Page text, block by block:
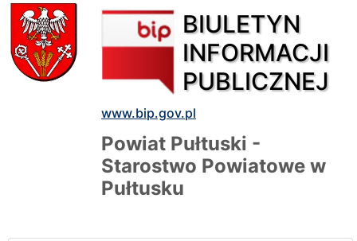
BIULETYN
INFORMACJI
PUBLICZNEJ
www.bip.gov.pl
Powiat Pułtuski -
Starostwo Powiatowe w
Pułtusku